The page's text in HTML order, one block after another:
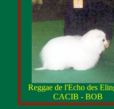
Reggae de l'Echo des
CACIB - BOB